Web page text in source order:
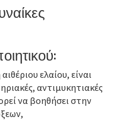
ελαίου, είναι
αντιμυκητιακές
να βοηθήσει στην